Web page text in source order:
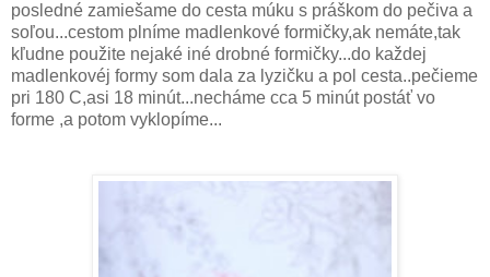
posledné zamiešame do cesta múku s práškom do pečiva a
soľou...cestom plníme madlenkové formičky,ak nemáte,tak
kľudne použite nejaké iné drobné formičky...do každej
madlenkovéj formy som dala za lyzičku a pol cesta..pečieme
pri 180 C,asi 18 minút...necháme cca 5 minút postáť vo
forme ,a potom vyklopíme...